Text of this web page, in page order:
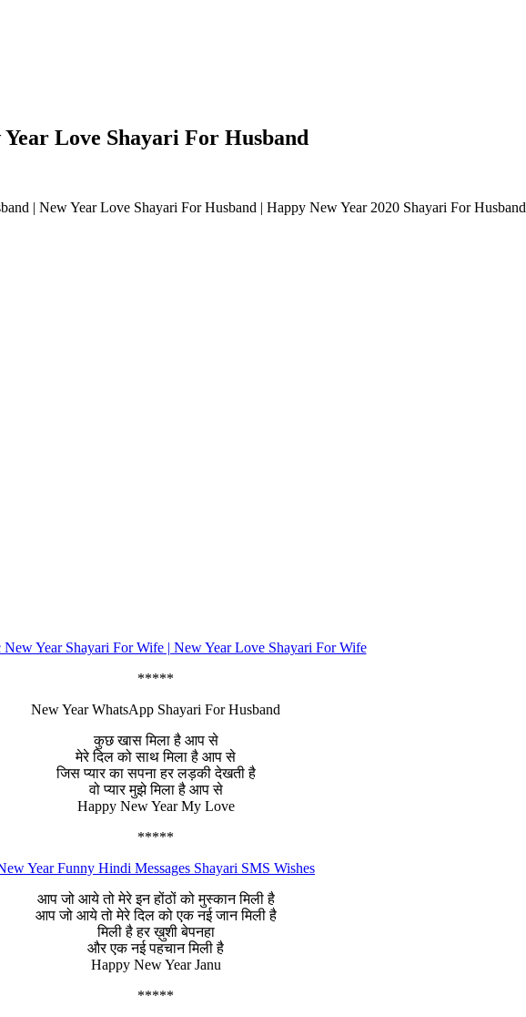
Love Shayari For Husband
| New Year Love Shayari For Husband | Happy New Year 2020 Shayari For Husband
New Year Shayari For Wife | New Year Love Shayari For Wife
*****
New Year WhatsApp Shayari For Husband
कुछ खास मिला है आप से
मेरे दिल को साथ मिला है आप से
जिस प्यार का सपना हर लड़की देखती है
वो प्यार मुझे मिला है आप से
Happy New Year My Love
*****
Year Funny Hindi Messages Shayari SMS Wishes
आप जो आये तो मेरे इन होंठों को मुस्कान मिली है
आप जो आये तो मेरे दिल को एक नई जान मिली है
मिली है हर ख़ुशी बेपनहा
और एक नई पहचान मिली है
Happy New Year Janu
*****